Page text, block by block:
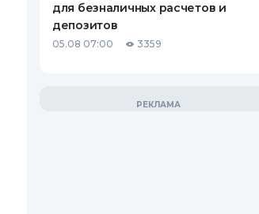
для безналичных расчетов и
депозитов
05.08 07:00 3359